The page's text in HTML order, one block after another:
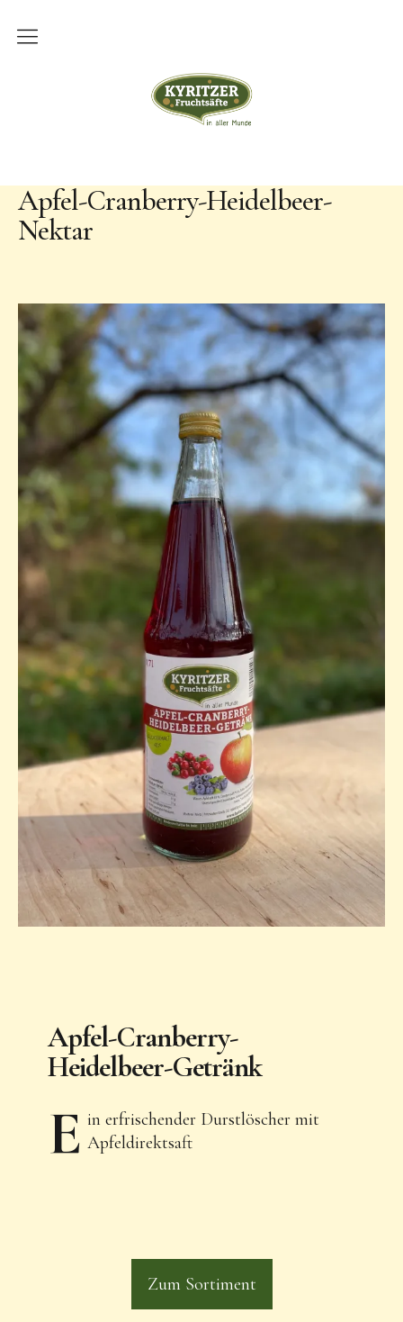
Kyritzer FruchtsäfteÜber uns
Lohnmosterei
Sortiment
Kontakt
Impressum
Datenschutz
facebook Instagram
Apfel-Cranberry-Heidelbeer-
Nektar
Apfel-Cranberry-
Heidelbeer-Getränk
E in erfrischender Durstlöscher mit
Apfeldirektsaft
Zum Sortiment